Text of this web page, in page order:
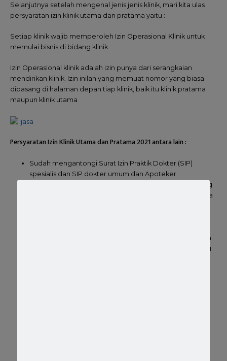
Selanjutnya setelah mengenal jenis jenis klinik, mari kita ulas
persyaratan izin klinik utama dan pratama yaitu :
Setiap klinik wajib memperoleh Izin Operasional Klinik untuk
memulai bisnis di bidang klinik
Izin Operasional klinik adalah izin punya dari serangkaian
mendirikan klinik. Izin inilah yang memuat nomor yang biasa
dipasang di halaman depan tiap klinik, baik itu klinik pratama
maupun klinik utama
Persyaratan Izin Klinik Utama dan Pratama 2021 antara lain :
Sudah mengantongi Surat Izin Praktik Dokter (SIP)
spesialis dan SIP dokter umum dan Apoteker
Memiliki izin lingkungan berupa SPPL atau UKL UPL yang
disahkan oleh Dinas Lingkungan Hidup Pemerintah Kota
Persetujuan tetangga kiri dan kanan yang diketahui dan
disahkan oleh Kelurahan dan Kecamatan sesuai domisili